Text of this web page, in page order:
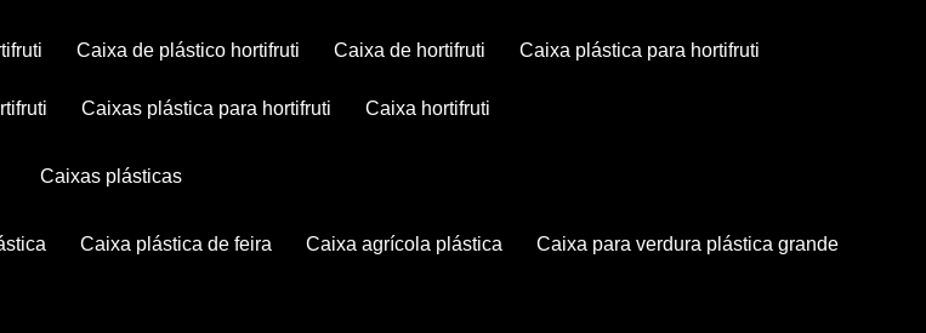
caixa de plástico hortifruti caixa de hortifruti caixa plástica para hortifruti
caixas plástica para hortifruti caixa hortifruti
caixas plásticas
caixa plástica de feira caixa agrícola plástica caixa para verdura plástica grande